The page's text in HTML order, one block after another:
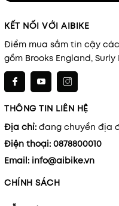
KẾT NỐI VỚI AIBIKE
Điểm mua sắm tin cậy
gồm Brooks England, Surly
THÔNG TIN LIÊN HỆ
Địa chỉ: đang chuyển địa
Điện thoại: 0878800010
Email: info@aibike.vn
CHÍNH SÁCH